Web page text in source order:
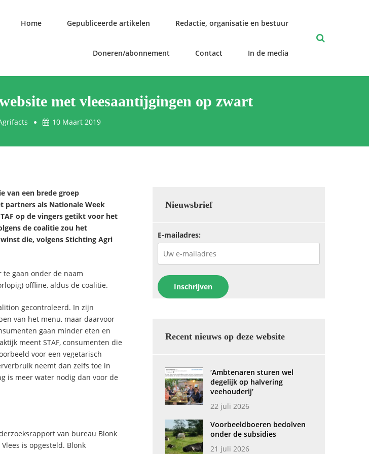
Home Gepubliceerde artikelen Redactie, organisatie en bestuur
Doneren/abonnement Contact In de media
met vleesaantijgingen op zwart
10 Maart 2019
van een brede groep
partners als Nationale Week
op de vingers getikt voor het
de coalitie zou het
die, volgens Stichting Agri
te gaan onder de naam
offline, aldus de coalitie.
gecontroleerd. In zijn
van het menu, maar daarvoor
gaan minder eten en
meent STAF, consumenten die
voor een vegetarisch
neemt dan zelfs toe in
is meer water nodig dan voor de
van bureau Blonk
is opgesteld. Blonk
Nieuwsbrief
E-mailadres:
Recent nieuws op deze website
‘Ambtenaren sturen wel
degelijk op halvering
veehouderij’
22 juli 2026
Voorbeeldboeren bedolven
onder de subsidies
21 juli 2026